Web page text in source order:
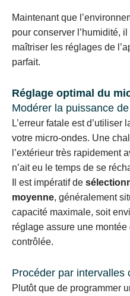
Maintenant que
pour conserver l’humidité,
maîtriser les réglages de
parfait.
Réglage optimal du
Modérer la puissance de
L’erreur fatale est
votre micro-ondes. Une
l’extérieur très rapidement
n’ait eu le temps de se
Il est impératif de
moyenne, généralement
capacité maximale, soit
réglage assure une
contrôlée.
Procéder par intervalles
Plutôt que de programmer